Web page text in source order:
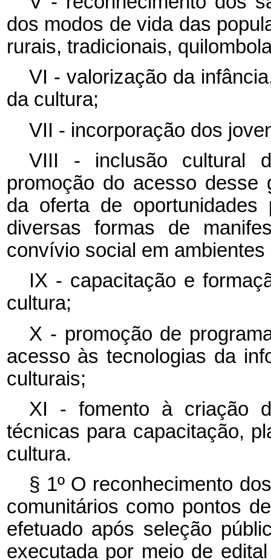
dos modos de vida das
rurais, tradicionais,
VI - valorização da
da cultura;
VII - incorporação dos
VIII - inclusão cultural
promoção do acesso desse
da oferta de
diversas formas de
convívio social em ambientes
IX - capacitação e
cultura;
X - promoção de
acesso às tecnologias da
culturais;
XI - fomento à criação
técnicas para capacitação,
cultura.
§ 1º O reconhecimento
comunitários como pontos
efetuado após seleção
executada por meio de